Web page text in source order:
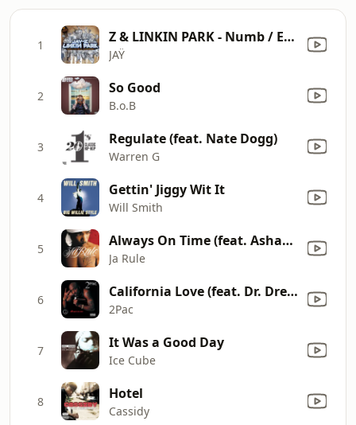
1 Z & LINKIN PARK - Numb / Encore
JAŸ
2 So Good
B.o.B
3 Regulate (feat. Nate Dogg)
Warren G
4 Gettin' Jiggy Wit It
Will Smith
5 Always On Time (feat. Ashanti)
Ja Rule
6 California Love (feat. Dr. Dre & Roger Troutman) [Remix]
2Pac
7 It Was a Good Day
Ice Cube
8 Hotel
Cassidy